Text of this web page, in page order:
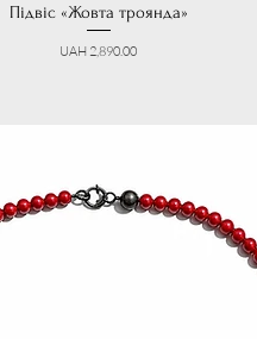
Підвіс «Жовта троянда»
Price
UAH 2,890.00